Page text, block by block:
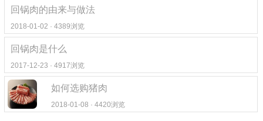
回锅肉的由来与做法
2018-01-02 · 4389浏览
回锅肉是什么
2017-12-23 · 4917浏览
如何选购猪肉
2018-01-08 · 4420浏览